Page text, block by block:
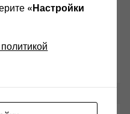
«Настройки